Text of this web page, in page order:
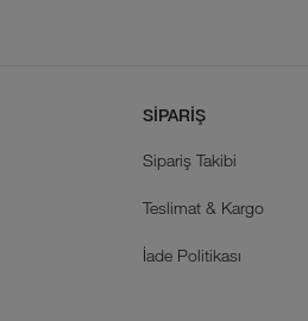
SİPARİŞ
Sipariş Takibi
Teslimat & Kargo
İade Politikası